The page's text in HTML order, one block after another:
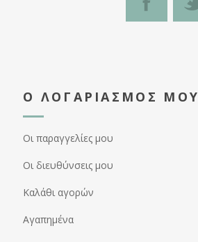
Ο ΛΟΓΑΡΙΑΣΜΌΣ ΜΟΥ
Οι παραγγελίες μου
Οι διευθύνσεις μου
Καλάθι αγορών
Αγαπημένα